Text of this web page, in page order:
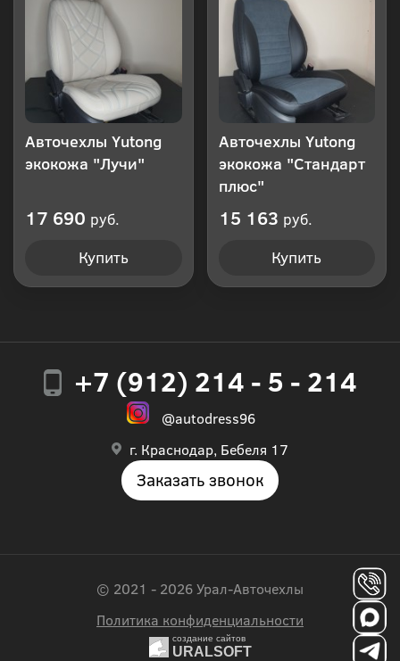
Авточехлы Yutong
экокожа "Лучи"
17 690 руб.
Купить
Авточехлы Yutong
экокожа "Стандарт
плюс"
15 163 руб.
Купить
+7 (912) 214 - 5 - 214
@autodress96
г. Краснодар, Бебеля 17
Заказать звонок
© 2021 - 2026 Урал-Авточехлы
Политика конфиденциальности
создание сайтов
URALSOFT